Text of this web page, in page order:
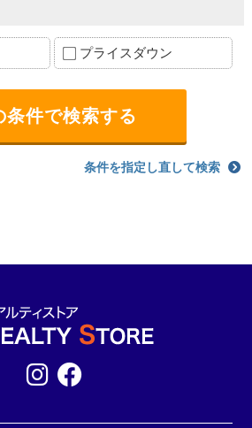
プライスダウン
条件を指定し直して検索